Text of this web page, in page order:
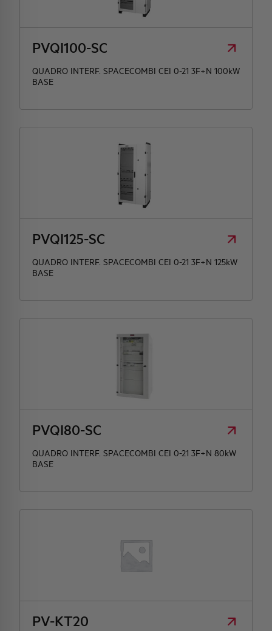
PVQI100-SC
QUADRO INTERF. SPACECOMBI CEI 0-21 3F+N 100kW
BASE
PVQI125-SC
QUADRO INTERF. SPACECOMBI CEI 0-21 3F+N 125kW
BASE
PVQI80-SC
QUADRO INTERF. SPACECOMBI CEI 0-21 3F+N 80kW
BASE
PV-KT20
HQ & TEAM
ATTIVITÀ E MERCATI